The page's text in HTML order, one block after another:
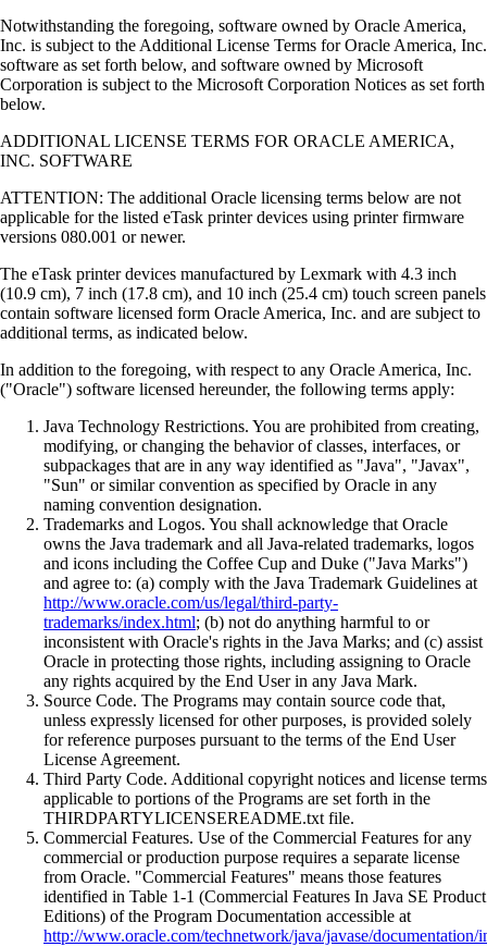
Notwithstanding the foregoing, software owned by Oracle America,
Inc. is subject to the Additional License Terms for Oracle America, Inc.
software as set forth below, and software owned by Microsoft
Corporation is subject to the Microsoft Corporation Notices as set forth
below.
ADDITIONAL LICENSE TERMS FOR ORACLE AMERICA,
INC. SOFTWARE
ATTENTION: The additional Oracle licensing terms below are not
applicable for the listed eTask printer devices using printer firmware
versions 080.001 or newer.
The eTask printer devices manufactured by Lexmark with 4.3 inch
(10.9 cm), 7 inch (17.8 cm), and 10 inch (25.4 cm) touch screen panels
contain software licensed form Oracle America, Inc. and are subject to
additional terms, as indicated below.
In addition to the foregoing, with respect to any Oracle America, Inc.
("Oracle") software licensed hereunder, the following terms apply:
Java Technology Restrictions. You are prohibited from creating,
modifying, or changing the behavior of classes, interfaces, or
subpackages that are in any way identified as "Java", "Javax",
"Sun" or similar convention as specified by Oracle in any
naming convention designation.
Trademarks and Logos. You shall acknowledge that Oracle
owns the Java trademark and all Java-related trademarks, logos
and icons including the Coffee Cup and Duke ("Java Marks")
and agree to: (a) comply with the Java Trademark Guidelines at
http://www.oracle.com/us/legal/third-party-
trademarks/index.html; (b) not do anything harmful to or
inconsistent with Oracle's rights in the Java Marks; and (c) assist
Oracle in protecting those rights, including assigning to Oracle
any rights acquired by the End User in any Java Mark.
Source Code. The Programs may contain source code that,
unless expressly licensed for other purposes, is provided solely
for reference purposes pursuant to the terms of the End User
License Agreement.
Third Party Code. Additional copyright notices and license terms
applicable to portions of the Programs are set forth in the
THIRDPARTYLICENSEREADME.txt file.
Commercial Features. Use of the Commercial Features for any
commercial or production purpose requires a separate license
from Oracle. "Commercial Features" means those features
identified in Table 1-1 (Commercial Features In Java SE Product
Editions) of the Program Documentation accessible at
http://www.oracle.com/technetwork/java/javase/documentation/